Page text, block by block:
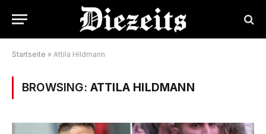
Startseite » Attila Hildmann
BROWSING: ATTILA HILDMANN